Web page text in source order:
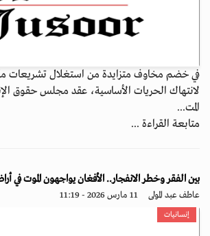
في خضم مخاوف متزايدة من استغلال تشريعات
لانتهاك الحريات الأساسية، عقد مجلس حقوق
المت...
متابعة القراءة ...
بين الفقر وخطر الانفجار.. الأفغان يواجهون الموت في
عاطف عبد المولى 11 مارس 2026 - 11:19
إنسانيات